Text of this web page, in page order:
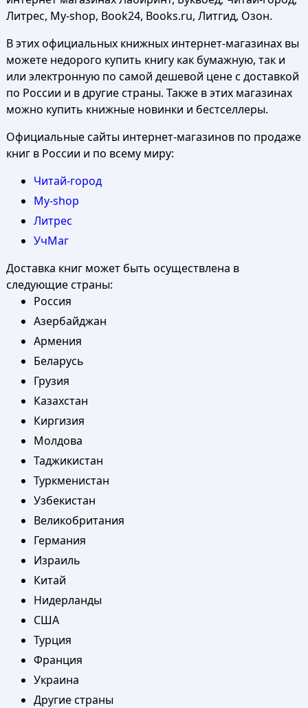
Литрес, My-shop, Book24, Books.ru, Литгид, Озон.
В этих официальных книжных интернет-магазинах вы
можете недорого купить книгу как бумажную, так и
или электронную по самой дешевой цене с доставкой
по России и в другие страны. Также в этих магазинах
можно купить книжные новинки и бестселлеры.
Официальные сайты интернет-магазинов по продаже
книг в России и по всему миру:
Читай-город
My-shop
Литрес
УчМаг
Доставка книг может быть осуществлена в
следующие страны:
Россия
Азербайджан
Армения
Беларусь
Грузия
Казахстан
Киргизия
Молдова
Таджикистан
Туркменистан
Узбекистан
Великобритания
Германия
Израиль
Китай
Нидерланды
США
Турция
Франция
Украина
Другие страны